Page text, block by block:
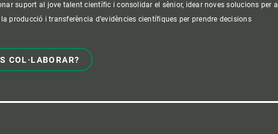
suport al jove talent científic i consolidar el sènior, idear noves solucions per a
producció i transferència d’evidències científiques per prendre decisions
COL·LABORAR?